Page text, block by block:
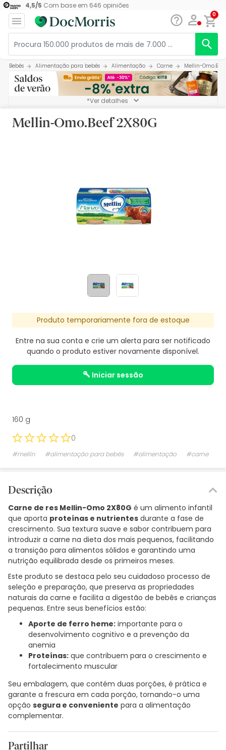
4,5/5 Com base em 646 opiniões
0
Bebés Alimentação para bebés Alimentação Carne Mellin-
*Ver detalhes
Mellin-Omo.Beef 2X80G
Produto temporariamente fora de estoque
Entre na sua conta e crie um alerta para ser notificado
quando o produto estiver novamente disponível.
iniciar sessão
160 g
0
#mellin #alimentação para bebés #alimentação #carne
Descrição
Carne de res Mellin-Omo 2X80G é um alimento infantil
que aporta proteínas e nutrientes durante a fase de
crescimento. Sua textura suave e sabor contribuem para
introduzir a carne na dieta dos mais pequenos, facilitando
a transição para alimentos sólidos e garantindo uma
nutrição equilibrada desde os primeiros meses.
Este produto se destaca pelo seu cuidadoso processo de
seleção e preparação, que preserva as propriedades
naturais da carne e facilita a digestão de bebês e crianças
pequenas. Entre seus benefícios estão:
Aporte de ferro heme: importante para o
desenvolvimento cognitivo e a prevenção da
anemia
Proteínas: que contribuem para o crescimento e
fortalecimento muscular
Seu embalagem, que contém duas porções, é prática e
garante a frescura em cada porção, tornando-o uma
opção segura e conveniente para a alimentação
complementar.
Partilhar